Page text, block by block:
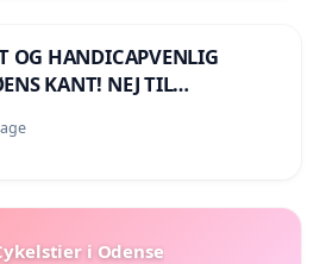
OG HANDICAPVENLIG
KANT! NEJ TIL
SØEN
i Odense